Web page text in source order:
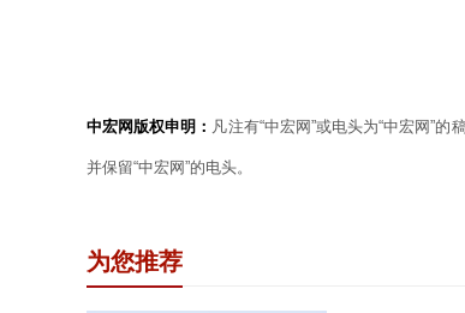
中宏网版权申明： 凡注有“中宏网”或电头为“中宏网”
并保留“中宏网”的电头。
为您推荐